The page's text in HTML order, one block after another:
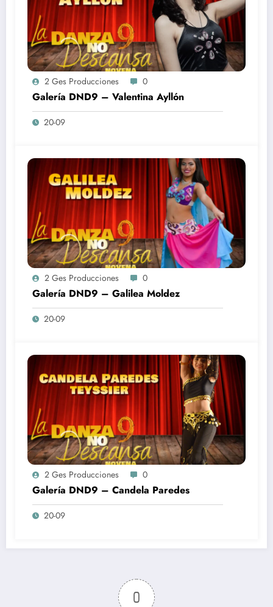
2 Ges Producciones 0
Galería DND9 – Valentina Ayllón
20-09
2 Ges Producciones 0
Galería DND9 – Galilea Moldez
20-09
2 Ges Producciones 0
Galería DND9 – Candela Paredes
20-09
0